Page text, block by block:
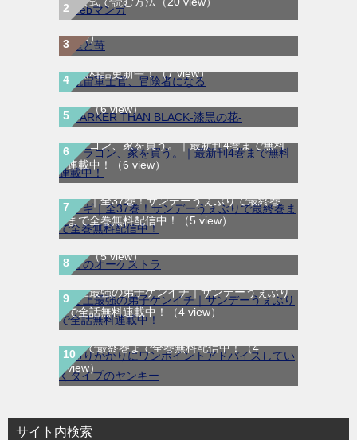
式マンガアプリ＿サンデーうぇぶり（10
view）
航宙軍士官、冒険者になる｜最新刊第6巻！
第5巻まで無料で読めるマンガアプリ！※順
次無料話更新中！（7 view）
DARKER THAN BLACK-漆黒の花-｜全4巻完
結！マンガUP!で最終巻まで全巻無料配信
中！（6 view）
ドラゴン、家を買う。｜最新刊4巻まで無料
連載中！
（6 view）
マギ｜全37巻！サンデーうぇぶりで最終巻
まで全巻無料配信中！
（5 view）
青のオーケストラ｜マンガワンで全話無料連
載中（5 view）
史上最強の弟子ケンイチ｜サンデーうぇぶり
で全話無料連載中！
（4 view）
通りがかりにワンポイントアドバイスしてい
くタイプのヤンキー｜全8巻完結！マンガ
UP!で最終巻まで全巻無料配信中！（4
view）
サイト内検索